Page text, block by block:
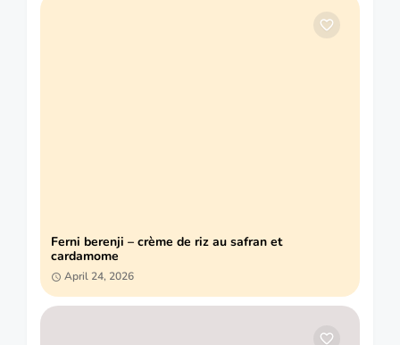
Ferni berenji – crème de riz au safran et
cardamome
April 24, 2026